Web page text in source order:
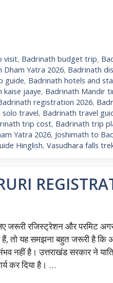
visit, Badrinath budget trip,
Dham Yatra 2026, Badrinath
guide, Badrinath hotels and
kaise jaaye, Badrinath Mandir
registration 2026,
solo travel, Badrinath travel
trip cost, Badrinath trip
Yatra 2026, Joshimath to
Hinglish, Vasudhara falls
जरूरी रजिस्ट्रेशन और परमिट
हैं, तो यह समझना बहुत जरूरी है कि
नहीं है। उत्तराखंड सरकार ने
कर दिया है। …